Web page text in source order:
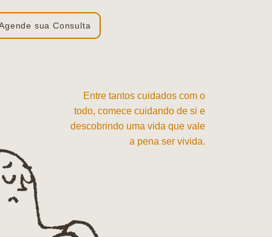
sua Consulta
Entre tantos cuidados com o
todo, comece cuidando de si e
descobrindo uma vida que vale
a pena ser vivida.